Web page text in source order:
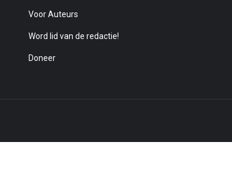
Voor Auteurs
Word lid van de redactie!
Doneer